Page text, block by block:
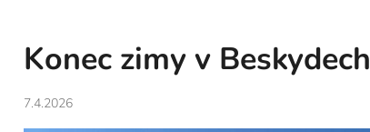
Konec zimy v Beskydech
7.4.2026